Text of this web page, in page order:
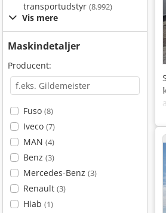
transportudstyr (8.992)
Vis mere
Maskindetaljer
Producent:
Fuso (8)
Iveco (7)
MAN (4)
Benz (3)
Mercedes-Benz (3)
Renault (3)
Hiab (1)